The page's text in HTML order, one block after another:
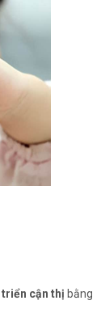
cận thị bằng